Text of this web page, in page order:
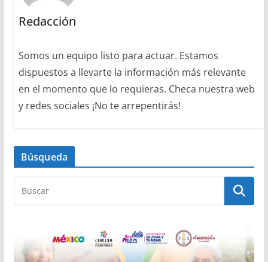
Redacción
Somos un equipo listo para actuar. Estamos
dispuestos a llevarte la información más relevante
en el momento que lo requieras. Checa nuestra web
y redes sociales ¡No te arrepentirás!
Búsqueda